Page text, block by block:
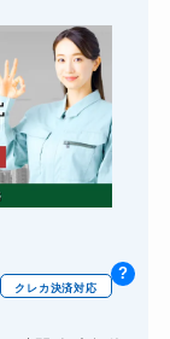
クレカ決済対応
?